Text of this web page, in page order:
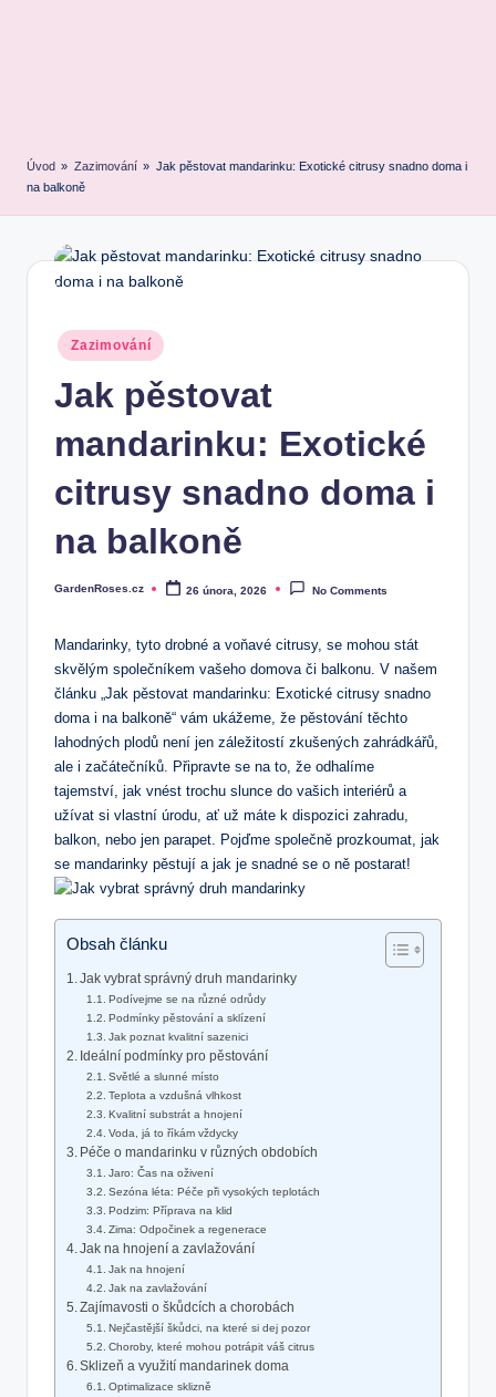
Úvod » Zazimování » Jak pěstovat mandarinku: Exotické citrusy snadno doma i
na balkoně
Posted
in
Zazimování
Jak pěstovat
mandarinku: Exotické
citrusy snadno doma i
na balkoně
Posted
GardenRoses.cz 26 února, 2026 No Comments
Mandarinky, tyto drobné a voňavé citrusy, se mohou stát
skvělým společníkem vašeho domova či balkonu. V našem
článku „Jak pěstovat mandarinku: Exotické citrusy snadno
doma i na balkoně“ vám ukážeme, že pěstování těchto
lahodných plodů není jen záležitostí zkušených zahrádkářů,
ale i začátečníků. Připravte se na to, že odhalíme
tajemství, jak vnést trochu slunce do vašich interiérů a
užívat si vlastní úrodu, ať už máte k dispozici zahradu,
balkon, nebo jen parapet. Pojďme společně prozkoumat, jak
se mandarinky pěstují a jak je snadné se o ně postarat!
Obsah článku
Jak vybrat správný druh mandarinky
Podívejme se na různé odrůdy
Podmínky pěstování a sklízení
Jak poznat kvalitní sazenici
Ideální podmínky pro pěstování
Světlé a slunné místo
Teplota a vzdušná vlhkost
Kvalitní substrát a hnojení
Voda, já to říkám vždycky
Péče o mandarinku v různých obdobích
Jaro: Čas na oživení
Sezóna léta: Péče při vysokých teplotách
Podzim: Příprava na klid
Zima: Odpočinek a regenerace
Jak na hnojení a zavlažování
Jak na hnojení
Jak na zavlažování
Zajímavosti o škůdcích a chorobách
Nejčastější škůdci, na které si dej pozor
Choroby, které mohou potrápit váš citrus
Sklizeň a využití mandarinek doma
Optimalizace sklizně